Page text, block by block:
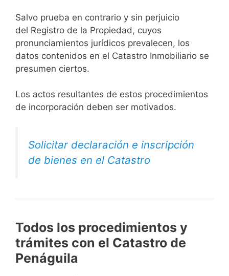
Salvo prueba en contrario y sin perjuicio
del Registro de la Propiedad, cuyos
pronunciamientos jurídicos prevalecen, los
datos contenidos en el Catastro Inmobiliario se
presumen ciertos.
Los actos resultantes de estos procedimientos
de incorporación deben ser motivados.
Solicitar declaración e inscripción
de bienes en el Catastro
Todos los procedimientos y
trámites con el Catastro de
Penáguila